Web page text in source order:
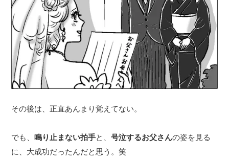
その後は、正直あんまり覚えてない。
でも、鳴り止まない拍手と、号泣するお父さんの姿を見る
に、大成功だったんだと思う。笑